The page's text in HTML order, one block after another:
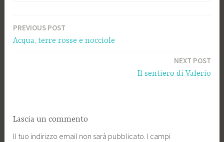
Navigazione
articoli
PREVIOUS POST
Acqua, terre rosse e nocciole
NEXT POST
Il sentiero di Valerio
Lascia un commento
Il tuo indirizzo email non sarà pubblicato. I campi